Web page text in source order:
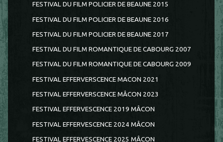
FESTIVAL DU FILM POLICIER DE BEAUNE 2015
FESTIVAL DU FILM POLICIER DE BEAUNE 2016
FESTIVAL DU FILM POLICIER DE BEAUNE 2017
FESTIVAL DU FILM ROMANTIQUE DE CABOURG 2007
FESTIVAL DU FILM ROMANTIQUE DE CABOURG 2009
FESTIVAL EFFERVERSCENCE MACON 2021
FESTIVAL EFFERVERSCENCE MÂCON 2023
FESTIVAL EFFERVESCENCE 2019 MÂCON
FESTIVAL EFFERVESCENCE 2024 MÂCON
FESTIVAL EFFERVESCENCE 2025 MÂCON